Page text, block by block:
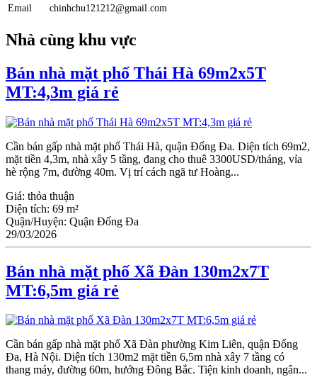
Email
chinhchu121212@gmail.com
Nhà cùng khu vực
Bán nhà mặt phố Thái Hà 69m2x5T
MT:4,3m giá rẻ
Cần bán gấp nhà mặt phố Thái Hà, quận Đống Đa. Diện tích 69m2,
mặt tiền 4,3m, nhà xây 5 tầng, đang cho thuê 3300USD/tháng, vỉa
hè rộng 7m, đường 40m. Vị trí cách ngã tư Hoàng...
Giá: thỏa thuận
Diện tích: 69 m²
Quận/Huyện: Quận Đống Đa
29/03/2026
Bán nhà mặt phố Xã Đàn 130m2x7T
MT:6,5m giá rẻ
Cần bán gấp nhà mặt phố Xã Đàn phường Kim Liên, quận Đống
Đa, Hà Nội. Diện tích 130m2 mặt tiền 6,5m nhà xây 7 tầng có
thang máy, đường 60m, hướng Đông Bắc. Tiện kinh doanh, ngân...